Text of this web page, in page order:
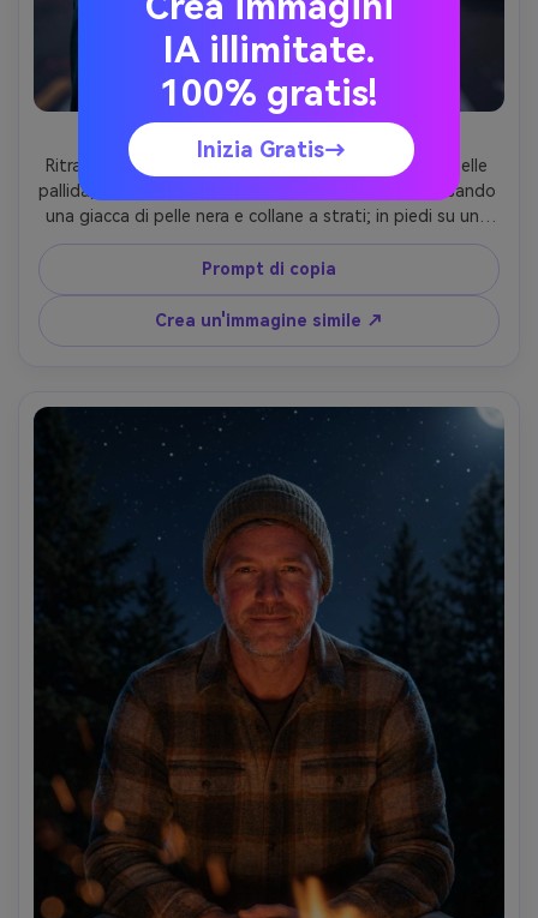
Neon Street sotto le stelle
Ritratto fotorealistico di una donna di 23 anni con pelle
pallida, capelli lisci di platino, eyeliner audace; indossando
una giacca di pelle nera e collane a strati; in piedi su una
strada illuminata al neon con un cielo stellato
insolitamente limpido sopra la testa; neon magenta e
ciano come chiave e riempimento, bordo debole alla luce
delle stelle; Sony A7S III, 50mm f/1.4, luci bokeh;
Inquadratura torace, leggera inclinazione; umore agitato e
realistiche, alta risoluzione- -ar 4:5
Prompt di copia
Crea un'immagine simile ↗
IA illimitate.
100% gratis!
Inizia Gratis→